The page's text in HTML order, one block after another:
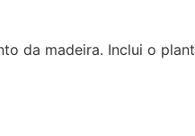
da madeira. Inclui o